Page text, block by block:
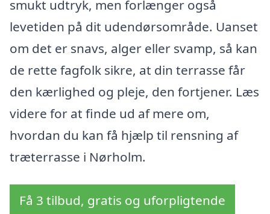
smukt udtryk, men forlænger også
levetiden på dit udendørsområde. Uanset
om det er snavs, alger eller svamp, så kan
de rette fagfolk sikre, at din terrasse får
den kærlighed og pleje, den fortjener. Læs
videre for at finde ud af mere om,
hvordan du kan få hjælp til rensning af
træterrasse i Nørholm.
Få 3 tilbud, gratis og uforpligtende